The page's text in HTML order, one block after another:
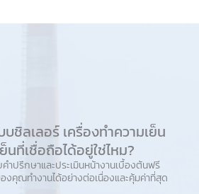
ชิลเลอร์ เครื่องทำความเย็น
นที่เชื่อถือได้อยู่ใช่ไหม?
ำปรึกษาและประเมินหน้างานเบื้องต้นฟรี
งคุณทำงานได้อย่างต่อเนื่องและคุ้มค่าที่สุด